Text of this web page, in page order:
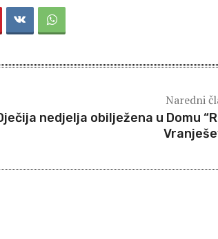
Naredni
nedjelja obilježena u Domu